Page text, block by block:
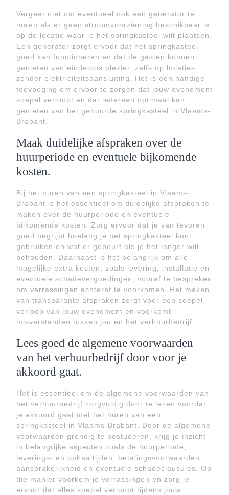
Vergeet niet om eventueel ook een generator te
huren als er geen stroomvoorziening beschikbaar is
op de locatie waar je het springkasteel wilt plaatsen.
Een generator zorgt ervoor dat het springkasteel
goed kan functioneren en dat de gasten kunnen
genieten van eindeloos plezier, zelfs op locaties
zonder elektriciteitsaansluiting. Het is een handige
toevoeging om ervoor te zorgen dat jouw evenement
soepel verloopt en dat iedereen optimaal kan
genieten van het gehuurde springkasteel in Vlaams-
Brabant.
Maak duidelijke afspraken over de
huurperiode en eventuele bijkomende
kosten.
Bij het huren van een springkasteel in Vlaams-
Brabant is het essentieel om duidelijke afspraken te
maken over de huurperiode en eventuele
bijkomende kosten. Zorg ervoor dat je van tevoren
goed begrijpt hoelang je het springkasteel kunt
gebruiken en wat er gebeurt als je het langer wilt
behouden. Daarnaast is het belangrijk om alle
mogelijke extra kosten, zoals levering, installatie en
eventuele schadevergoedingen, vooraf te bespreken
om verrassingen achteraf te voorkomen. Het maken
van transparante afspraken zorgt voor een soepel
verloop van jouw evenement en voorkomt
misverstanden tussen jou en het verhuurbedrijf.
Lees goed de algemene voorwaarden
van het verhuurbedrijf door voor je
akkoord gaat.
Het is essentieel om de algemene voorwaarden van
het verhuurbedrijf zorgvuldig door te lezen voordat
je akkoord gaat met het huren van een
springkasteel in Vlaams-Brabant. Door de algemene
voorwaarden grondig te bestuderen, krijg je inzicht
in belangrijke aspecten zoals de huurperiode,
leverings- en ophaaltijden, betalingsvoorwaarden,
aansprakelijkheid en eventuele schadeclausules. Op
die manier voorkom je verrassingen en zorg je
ervoor dat alles soepel verloopt tijdens jouw